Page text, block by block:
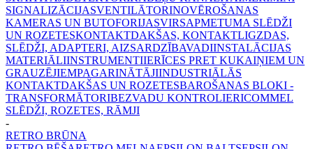
SIGNALIZĀCIJASVENTILĀTORINOVĒROŠANAS
KAMERAS UN BUTOFORIJASVIRSAPMETUMA SLĒDŽI
UN ROZETESKONTAKTDAKŠAS, KONTAKTLIGZDAS,
SLĒDŽI, ADAPTERI, AIZSARDZĪBAVADIINSTALĀCIJAS
MATERIĀLIINSTRUMENTIIERĪCES PRET KUKAIŅIEM UN
GRAUZĒJIEMPAGARINĀTĀJIINDUSTRIĀLĀS
KONTAKTDAKŠAS UN ROZETESBAROŠANAS BLOKI -
TRANSFORMĀTORIBEZVADU KONTROLIERICOMMEL
SLĒDŽI, ROZETES, RĀMJI
-
RETRO BRŪNA